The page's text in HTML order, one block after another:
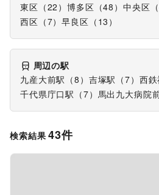
東区 （22 ）博多区 （48 ） 中央区 （
西区 （7）早良区 （ 13 ）
周辺の駅
九産大前駅 （8 ） 吉塚駅 （7） 西
千代県庁口駅 （7） 馬出九大病院
検索結果 43件